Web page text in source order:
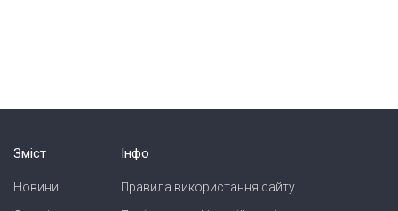
Зміст
Новини
Інфо
Правила використання сайту